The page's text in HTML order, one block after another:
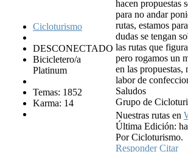
Cicloturismo
DESCONECTADO
Bicicletero/a
Platinum
Temas: 1852
Karma: 14
hacen propuestas
para no andar
rutas, estamos
dudas se tengan
las rutas que
pero rogamos un
en las propuestas,
labor de
Saludos
Grupo de
Nuestras rutas en
Última Edición:
Por Cicloturismo.
Responder Citar